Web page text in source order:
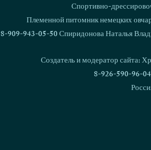
Спортивно-
Племенной питомник немецких
8-909-943-05-50 Спиридонова Наталья
Создатель и модератор сайта:
8-926-590-96-